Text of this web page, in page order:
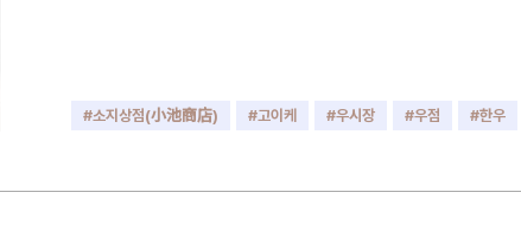
#소지상점(小池商店) #고이케 #우시장 #우점 #한우